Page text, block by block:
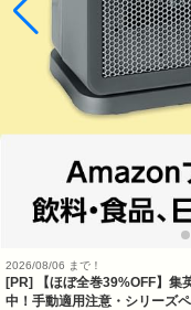
2026/08/06 まで！
[PR]
【ほぼ全巻39%OFF】
中！手動適用注意・シリーズ